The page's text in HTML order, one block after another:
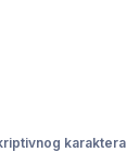
karaktera